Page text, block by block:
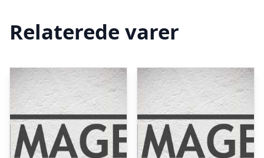
Relaterede varer